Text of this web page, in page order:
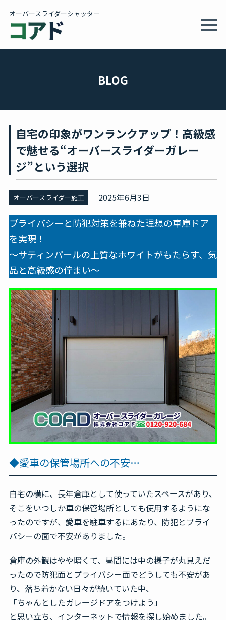
オーバースライダーシャッター
会社概要
BLOG
自宅の印象がワンランクアップ！高級感
で魅せる“オーバースライダーガレー
ジ”という選択
オーバースライダー施工 2025年6月3日
プライバシーと防犯対策を兼ねた理想の車庫ドア
を実現！
～サティンパールの上質なホワイトがもたらす、気
品と高級感の佇まい～
◆愛車の保管場所への不安…
自宅の横に、長年倉庫として使っていたスペースがあり、
そこをいつしか車の保管場所としても使用するようにな
ったのですが、愛車を駐車するにあたり、防犯とプライ
バシーの面で不安がありました。
倉庫の外観はやや暗くて、昼間には中の様子が丸見えだ
ったので防犯面とプライバシー面でどうしても不安があ
り、落ち着かない日々が続いていた中、
「ちゃんとしたガレージドアをつけよう」
と思い立ち、インターネットで情報を探し始めました。